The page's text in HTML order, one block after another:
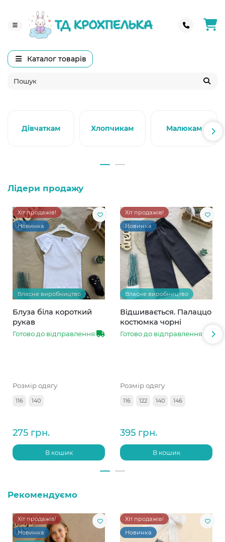
Каталог товарів
Дівчаткам Хлопчикам Малюкам
Лідери продажу
Хіт продажів!
Новинка
Власне виробництво
Блуза біла короткий
рукав
Готово до відправлення
Розмір одягу
116 140
275 грн.
В кошик
Хіт продажів!
Новинка
Власне виробництво
Відшивається. Палаццо
костюмка чорні
Готово до відправлення
Розмір одягу
116 122 140 146
395 грн.
В кошик
Рекомендуємо
Хіт продажів!
Новинка
Хіт продажів!
Новинка